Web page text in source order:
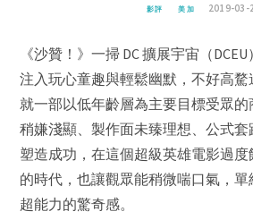
影評 美加 2019-03-
《沙贊！》一掃 DC 擴展宇宙（
注入玩心童趣與輕鬆幽默，不好高
就一部以低年齡層為主要目標受眾
稍嫌淺顯、製作面未臻理想、公式
塑造成功，在這個超級英雄電影過
的時代，也讓觀眾能稍微喘口氣，
超能力的驚奇感。